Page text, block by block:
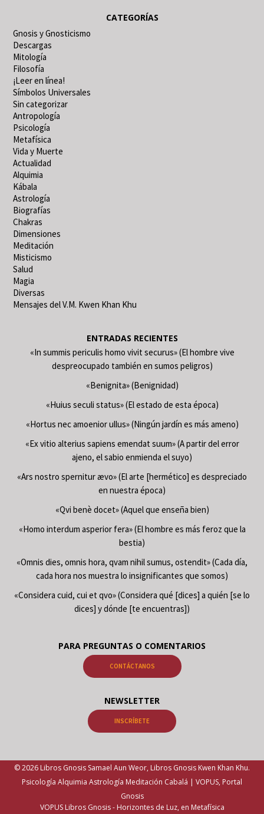
CATEGORÍAS
Gnosis y Gnosticismo
Descargas
Mitología
Filosofía
¡Leer en línea!
Símbolos Universales
Sin categorizar
Antropología
Psicología
Metafísica
Vida y Muerte
Actualidad
Alquimia
Kábala
Astrología
Biografías
Chakras
Dimensiones
Meditación
Misticismo
Salud
Magia
Diversas
Mensajes del V.M. Kwen Khan Khu
ENTRADAS RECIENTES
«In summis periculis homo vivit securus» (El hombre vive
despreocupado también en sumos peligros)
«Benignita» (Benignidad)
«Huius seculi status» (El estado de esta época)
«Hortus nec amoenior ullus» (Ningún jardín es más ameno)
«Ex vitio alterius sapiens emendat suum» (A partir del error
ajeno, el sabio enmienda el suyo)
«Ars nostro spernitur ævo» (El arte [hermético] es despreciado
en nuestra época)
«Qvi benè docet» (Aquel que enseña bien)
«Homo interdum asperior fera» (El hombre es más feroz que la
bestia)
«Omnis dies, omnis hora, qvam nihil sumus, ostendit» (Cada día,
cada hora nos muestra lo insignificantes que somos)
«Considera cuid, cui et qvo» (Considera qué [dices] a quién [se lo
dices] y dónde [te encuentras])
PARA PREGUNTAS O COMENTARIOS
CONTÁCTANOS
NEWSLETTER
INSCRÍBETE
© 2026 Libros Gnosis Samael Aun Weor, Libros Gnosis Kwen Khan Khu.
Psicología Alquimia Astrología Meditación Cabalá | VOPUS, Portal
Gnosis
VOPUS Libros Gnosis - Horizontes de Luz, en Metafísica